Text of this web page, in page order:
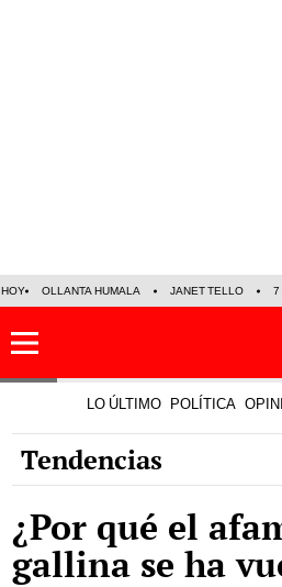
HOY OLLANTA HUMALA JANET TELLO 7
LO ÚLTIMO POLÍTICA
Tendencias
¿Por qué el
gallina se ha